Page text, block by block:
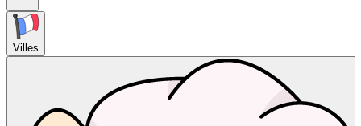
Villes